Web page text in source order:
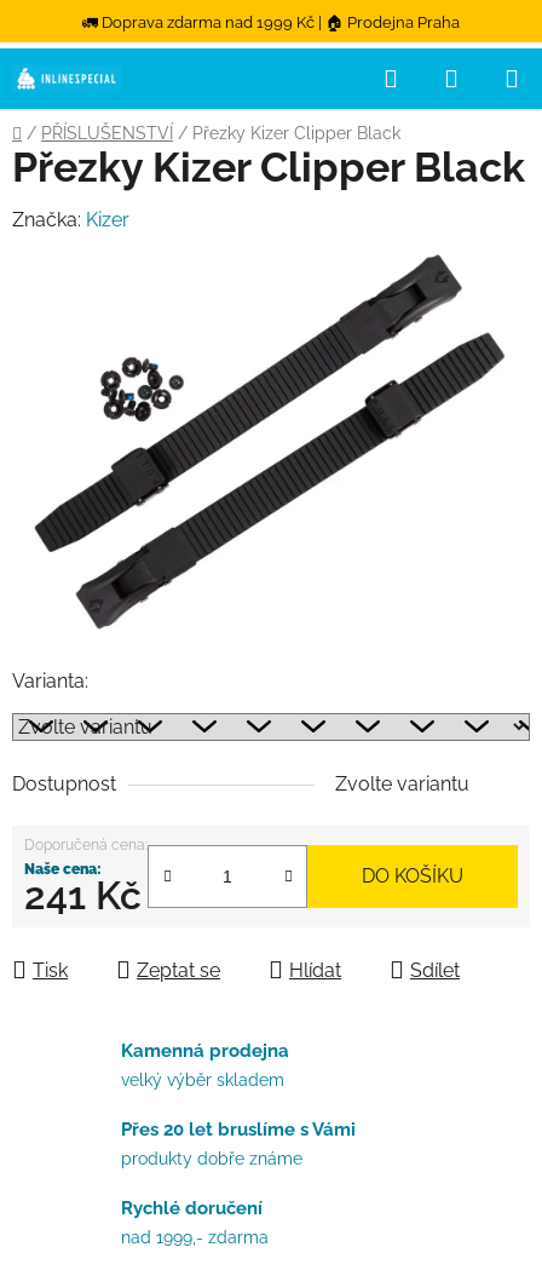
🚛 Doprava zdarma nad 1999 Kč | 🏠 Prodejna Praha
Přejít na obsah
Hledat
Domů
/ PŘÍSLUŠENSTVÍ / Přezky Kizer Clipper Black
Varianta:
Dostupnost Zvolte variantu
241 Kč DO KOŠÍKU
Tisk Zeptat se Hlídat Sdílet
Přezky Kizer Clipper Black
Značka: Kizer
Kamenná prodejna
velký výběr skladem
Přes 20 let bruslíme s Vámi
produkty dobře známe
Rychlé doručení
nad 1999,- zdarma